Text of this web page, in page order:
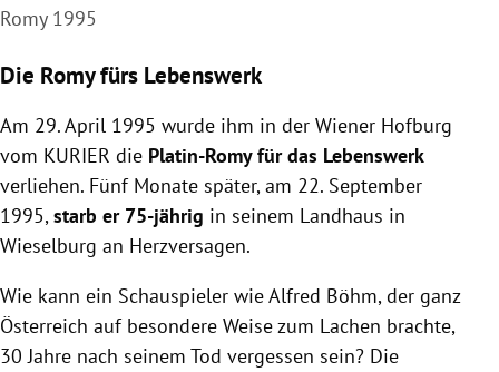
Romy 1995
Die Romy fürs Lebenswerk
Am 29. April 1995 wurde ihm in der Wiener Hofburg
vom KURIER die Platin-Romy für das Lebenswerk
verliehen. Fünf Monate später, am 22. September
1995,starb er 75-jährig in seinem Landhaus in
Wieselburg an Herzversagen.
Wie kann ein Schauspieler wie Alfred Böhm, der ganz
Österreich auf besondere Weise zum Lachen brachte,
30 Jahre nach seinem Tod vergessen sein? Die